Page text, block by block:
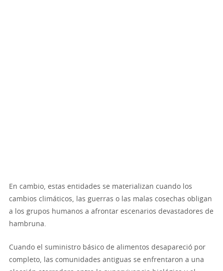
En cambio, estas entidades se materializan cuando los
cambios climáticos, las guerras o las malas cosechas obligan
a los grupos humanos a afrontar escenarios devastadores de
hambruna.
Cuando el suministro básico de alimentos desapareció por
completo, las comunidades antiguas se enfrentaron a una